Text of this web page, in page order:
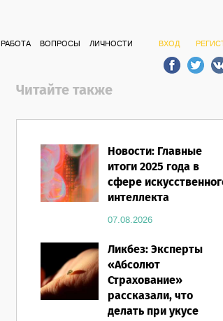
ВХОД
РАБОТА ВОПРОСЫ ЛИЧНОСТИ
Читайте также
Новости: Главные
итоги 2025 года в
сфере
интеллекта
07.08.2026
Ликбез: Эксперты
«Абсолют
Страхование»
рассказали, что
делать при укусе